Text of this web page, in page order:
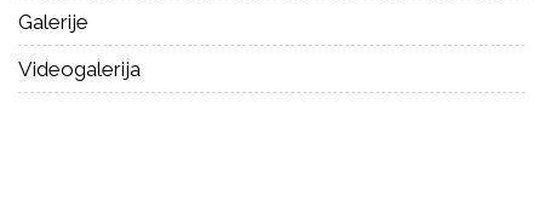
Galerije
Videogalerija